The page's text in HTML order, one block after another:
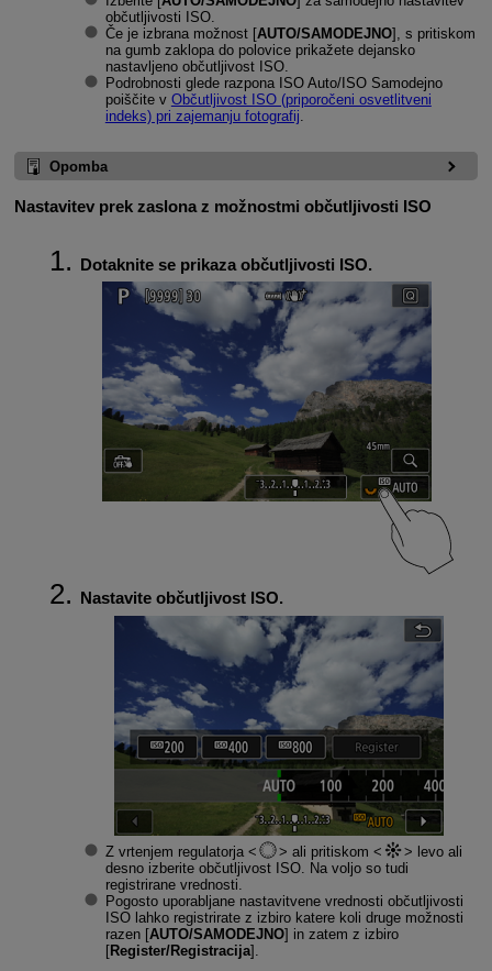
občutljivosti ISO.
Če je izbrana možnost [AUTO/SAMODEJNO], s pritiskom
na gumb zaklopa do polovice prikažete dejansko
nastavljeno občutljivost ISO.
Podrobnosti glede razpona ISO Auto/ISO Samodejno
poiščite v Občutljivost ISO (priporočeni osvetlitveni
indeks) pri zajemanju fotografij
Opomba
Nastavitev prek zaslona z možnostmi občutljivosti ISO
Dotaknite se prikaza občutljivosti ISO.
Nastavite občutljivost ISO.
Z vrtenjem regulatorja ali pritiskom
levo ali
desno izberite občutljivost ISO. Na voljo so tudi
registrirane vrednosti.
Pogosto uporabljane nastavitvene vrednosti občutljivosti
ISO lahko registrirate z izbiro katere koli druge možnosti
razen [AUTO/SAMODEJNO] in zatem z izbiro
[Register/Registracija].